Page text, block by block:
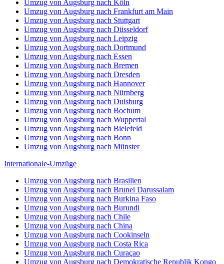
Umzug von Augsburg nach Köln
Umzug von Augsburg nach Frankfurt am Main
Umzug von Augsburg nach Stuttgart
Umzug von Augsburg nach Düsseldorf
Umzug von Augsburg nach Leipzig
Umzug von Augsburg nach Dortmund
Umzug von Augsburg nach Essen
Umzug von Augsburg nach Bremen
Umzug von Augsburg nach Dresden
Umzug von Augsburg nach Hannover
Umzug von Augsburg nach Nürnberg
Umzug von Augsburg nach Duisburg
Umzug von Augsburg nach Bochum
Umzug von Augsburg nach Wuppertal
Umzug von Augsburg nach Bielefeld
Umzug von Augsburg nach Bonn
Umzug von Augsburg nach Münster
Internationale-Umzüge
Umzug von Augsburg nach Brasilien
Umzug von Augsburg nach Brunei Darussalam
Umzug von Augsburg nach Burkina Faso
Umzug von Augsburg nach Burundi
Umzug von Augsburg nach Chile
Umzug von Augsburg nach China
Umzug von Augsburg nach Cookinseln
Umzug von Augsburg nach Costa Rica
Umzug von Augsburg nach Curaçao
Umzug von Augsburg nach Demokratische Republik Kongo